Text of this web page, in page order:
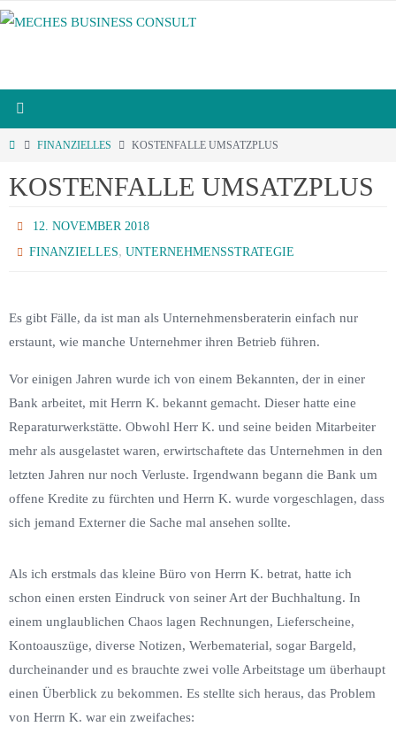
Zum
STARTFINANZIELLES KOSTENFALLE UMSATZPLUS
KOSTENFALLE UMSATZPLUS
12. NOVEMBER 2018
FINANZIELLES,UNTERNEHMENSSTRATEGIE
Es gibt Fälle, da ist man als Unternehmensberaterin einfach nur
erstaunt, wie manche Unternehmer ihren Betrieb führen.
Vor einigen Jahren wurde ich von einem Bekannten, der in einer
Bank arbeitet, mit Herrn K. bekannt gemacht. Dieser hatte eine
Reparaturwerkstätte. Obwohl Herr K. und seine beiden Mitarbeiter
mehr als ausgelastet waren, erwirtschaftete das Unternehmen in den
letzten Jahren nur noch Verluste. Irgendwann begann die Bank um
offene Kredite zu fürchten und Herrn K. wurde vorgeschlagen, dass
sich jemand Externer die Sache mal ansehen sollte.
Als ich erstmals das kleine Büro von Herrn K. betrat, hatte ich
schon einen ersten Eindruck von seiner Art der Buchhaltung. In
einem unglaublichen Chaos lagen Rechnungen, Lieferscheine,
Kontoauszüge, diverse Notizen, Werbematerial, sogar Bargeld,
durcheinander und es brauchte zwei volle Arbeitstage um überhaupt
einen Überblick zu bekommen. Es stellte sich heraus, das Problem
von Herrn K. war ein zweifaches: